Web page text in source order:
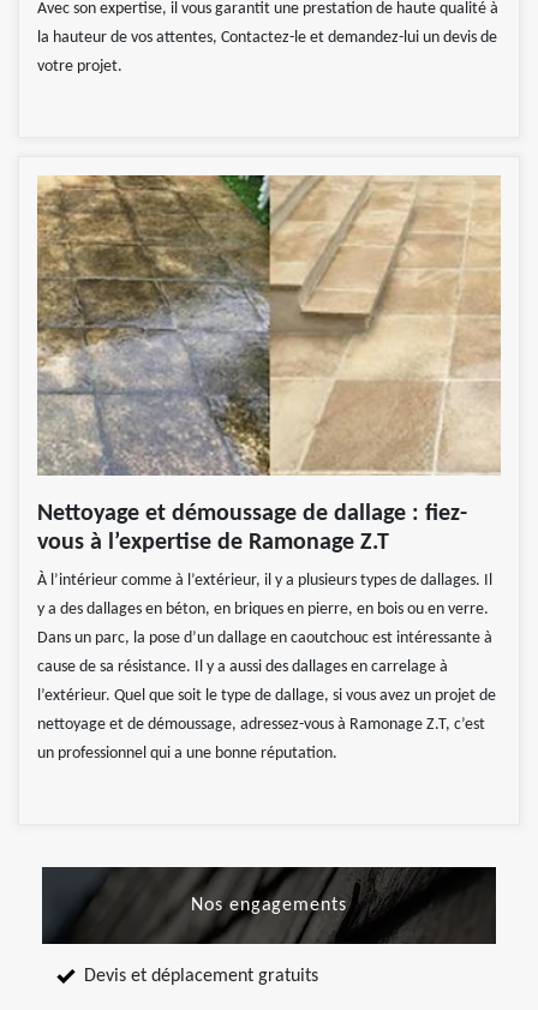
Avec son expertise, il vous garantit une prestation de haute qualité à
la hauteur de vos attentes, Contactez-le et demandez-lui un devis de
votre projet.
Nettoyage et démoussage de dallage : fiez-
vous à l’expertise de Ramonage Z.T
À l’intérieur comme à l’extérieur, il y a plusieurs types de dallages. Il
y a des dallages en béton, en briques en pierre, en bois ou en verre.
Dans un parc, la pose d’un dallage en caoutchouc est intéressante à
cause de sa résistance. Il y a aussi des dallages en carrelage à
l’extérieur. Quel que soit le type de dallage, si vous avez un projet de
nettoyage et de démoussage, adressez-vous à Ramonage Z.T, c’est
un professionnel qui a une bonne réputation.
Nos engagements
Devis et déplacement gratuits